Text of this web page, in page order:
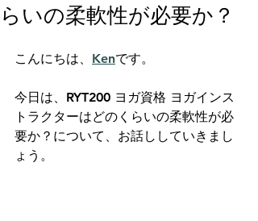
らいの柔軟性が必要か？
こんにちは、 Kenです。
今日は、RYT200 ヨガ資格 ヨガインス
トラクターはどのくらいの柔軟性が必
要か？について、お話ししていきまし
ょう。